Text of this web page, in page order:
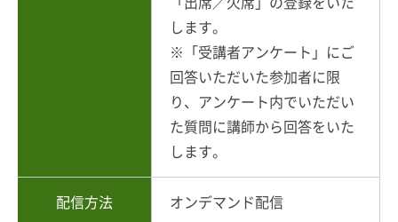
します。
※「受講者アンケート」にご
回答いただいた参加者に限
り、アンケート内でいただい
た質問に講師から回答をいた
します。
配信方法 オンデマンド配信